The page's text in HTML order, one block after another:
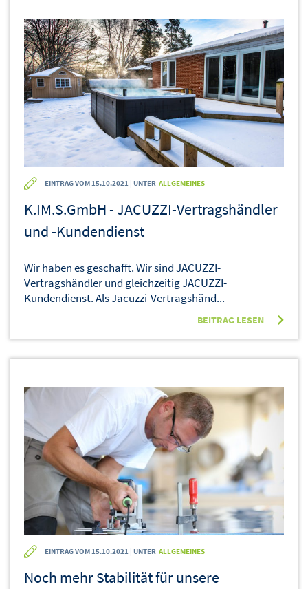
EINTRAG VOM 15.10.2021 | UNTER ALLGEMEINES
K.IM.S.GmbH - JACUZZI-Vertragshändler
und -Kundendienst
Wir haben es geschafft. Wir sind JACUZZI-
Vertragshändler und gleichzeitig JACUZZI-
Kundendienst. Als Jacuzzi-Vertragshänd...
BEITRAG LESEN
EINTRAG VOM 15.10.2021 | UNTER ALLGEMEINES
Noch mehr Stabilität für unsere